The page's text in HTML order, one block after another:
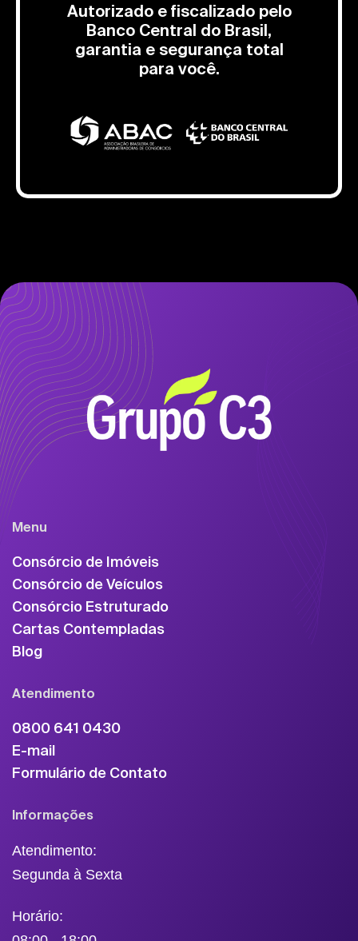
Autorizado e fiscalizado pelo
Banco Central do Brasil,
garantia e segurança total
para você.
Menu
Consórcio de Imóveis
Consórcio de Veículos
Consórcio Estruturado
Cartas Contempladas
Blog
Atendimento
0800 641 0430
E-mail
Formulário de Contato
Informações
Atendimento:
Segunda à Sexta
Horário: